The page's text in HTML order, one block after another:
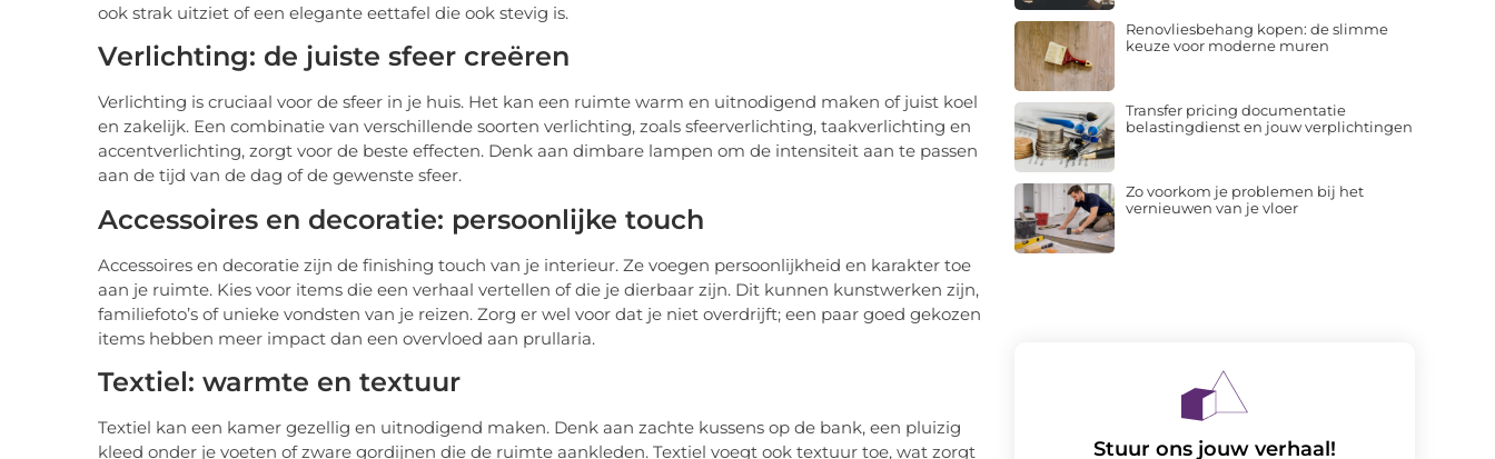
ook strak uitziet of een elegante eettafel die ook stevig is.
Verlichting: de juiste sfeer creëren
Verlichting is cruciaal voor de sfeer in je huis. Het kan een ruimte warm en uitnodigend maken of juist koel
en zakelijk. Een combinatie van verschillende soorten verlichting, zoals sfeerverlichting, taakverlichting en
accentverlichting, zorgt voor de beste effecten. Denk aan dimbare lampen om de intensiteit aan te passen
aan de tijd van de dag of de gewenste sfeer.
Accessoires en decoratie: persoonlijke touch
Accessoires en decoratie zijn de finishing touch van je interieur. Ze voegen persoonlijkheid en karakter toe
aan je ruimte. Kies voor items die een verhaal vertellen of die je dierbaar zijn. Dit kunnen kunstwerken zijn,
familiefoto’s of unieke vondsten van je reizen. Zorg er wel voor dat je niet overdrijft; een paar goed gekozen
items hebben meer impact dan een overvloed aan prullaria.
Textiel: warmte en textuur
Textiel kan een kamer gezellig en uitnodigend maken. Denk aan zachte kussens op de bank, een pluizig
kleed onder je voeten of zware gordijnen die de ruimte aankleden. Textiel voegt ook textuur toe, wat zorgt
Renovliesbehang kopen: de slimme
keuze voor moderne muren
Transfer pricing documentatie
belastingdienst en jouw verplichtingen
Zo voorkom je problemen bij het
vernieuwen van je vloer
Stuur ons jouw verhaal!